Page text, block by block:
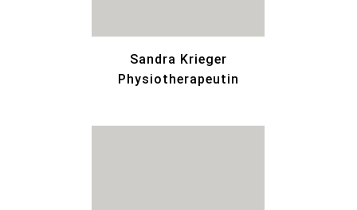
Sandra Krieger
Physiotherapeutin